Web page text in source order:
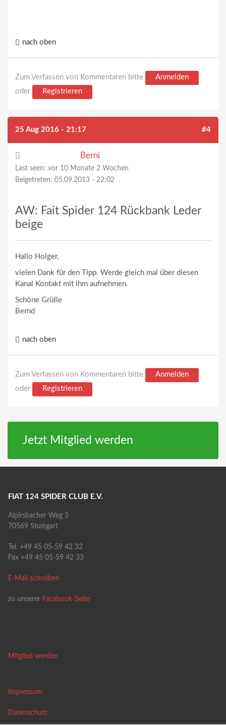
nach oben
Zum Verfassen von Kommentaren bitte
Anmelden
oder
Registrieren .
25 Aug 2016 - 21:17 #4
Berni
Last seen: vor 10 Monate 2 Wochen
Beigetreten: 05.09.2013 - 22:02
AW: Fait Spider 124 Rückbank Leder
beige
Hallo Holger,
vielen Dank für den Tipp. Werde gleich mal über diesen
Kanal Kontakt mit ihm aufnehmen.
Schöne Grüße
Bernd
nach oben
Zum Verfassen von Kommentaren bitte
Anmelden
oder
Registrieren .
Jetzt Mitglied werden
FIAT 124 SPIDER CLUB E.V.
Alpirsbacher Weg 3
70569 Stuttgart
Tel. +49 45 05-59 42 32
Fax +49 45 05-59 42 33
E-Mail schreiben
zu unserer Facebook-Seite
Mitglied werden
Impressum
Datenschutz